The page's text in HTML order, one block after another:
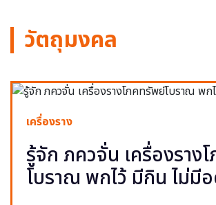
วัตถุมงคล
เครื่องราง
รู้จัก ภควจั่น เครื่องราง
โบราณ พกไว้ มีกิน ไม่มี